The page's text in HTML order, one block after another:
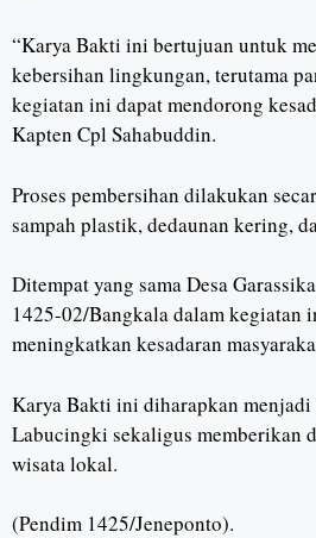
“Karya Bakti ini bertujuan untuk
kebersihan lingkungan, terutama
kegiatan ini dapat mendorong
Kapten Cpl Sahabuddin.
Proses pembersihan dilakukan
sampah plastik, dedaunan kering,
Ditempat yang sama Desa
1425-02/Bangkala dalam kegiatan
meningkatkan kesadaran
Karya Bakti ini diharapkan
Labucingki sekaligus memberikan
wisata lokal.
(Pendim 1425/Jeneponto).